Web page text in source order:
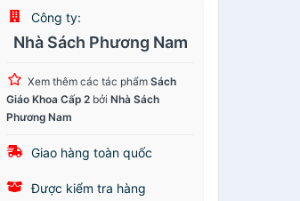
Công ty:
Nhà Sách Phương Nam
Xem thêm các tác phẩmSách
Giáo Khoa Cấp 2 bởiNhà Sách
Phương Nam
Giao hàng toàn quốc
Được kiểm tra hàng